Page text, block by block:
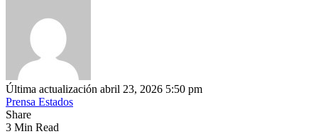
Última actualización abril 23, 2026 5:50 pm
Prensa Estados
Share
3 Min Read